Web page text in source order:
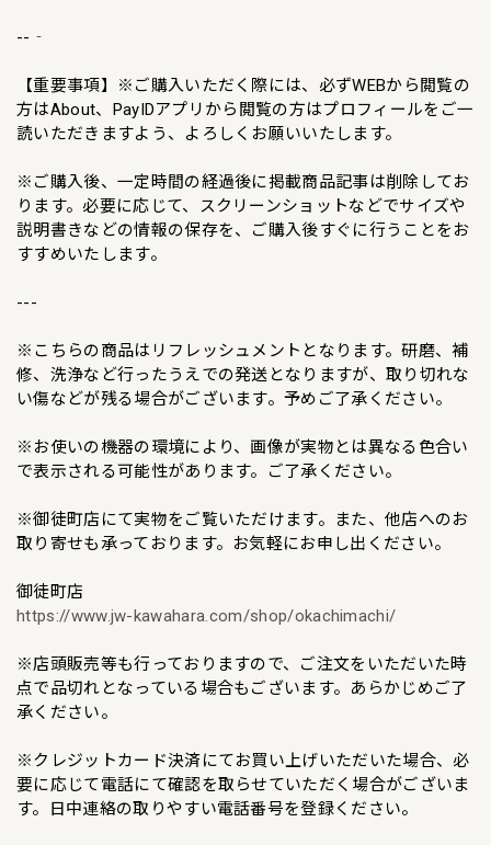
--‐
【重要事項】※ご購入いただく際には、必ずWEBから閲覧の
方はAbout、PayIDアプリから閲覧の方はプロフィールをご一
読いただきますよう、よろしくお願いいたします。
※ご購入後、一定時間の経過後に掲載商品記事は削除してお
ります。必要に応じて、スクリーンショットなどでサイズや
説明書きなどの情報の保存を、ご購入後すぐに行うことをお
すすめいたします。
---
※こちらの商品はリフレッシュメントとなります。研磨、補
修、洗浄など行ったうえでの発送となりますが、取り切れな
い傷などが残る場合がございます。予めご了承ください。
※お使いの機器の環境により、画像が実物とは異なる色合い
で表示される可能性があります。ご了承ください。
※御徒町店にて実物をご覧いただけます。また、他店へのお
取り寄せも承っております。お気軽にお申し出ください。
御徒町店
https://www.jw-kawahara.com/shop/okachimachi/
※店頭販売等も行っておりますので、ご注文をいただいた時
点で品切れとなっている場合もございます。あらかじめご了
承ください。
※クレジットカード決済にてお買い上げいただいた場合、必
要に応じて電話にて確認を取らせていただく場合がございま
す。日中連絡の取りやすい電話番号を登録ください。